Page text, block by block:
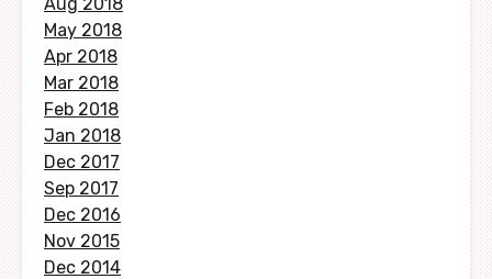
May 2018
Apr 2018
Mar 2018
Feb 2018
Jan 2018
Dec 2017
Sep 2017
Dec 2016
Nov 2015
Dec 2014